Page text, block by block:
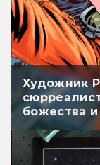
Художник
божества